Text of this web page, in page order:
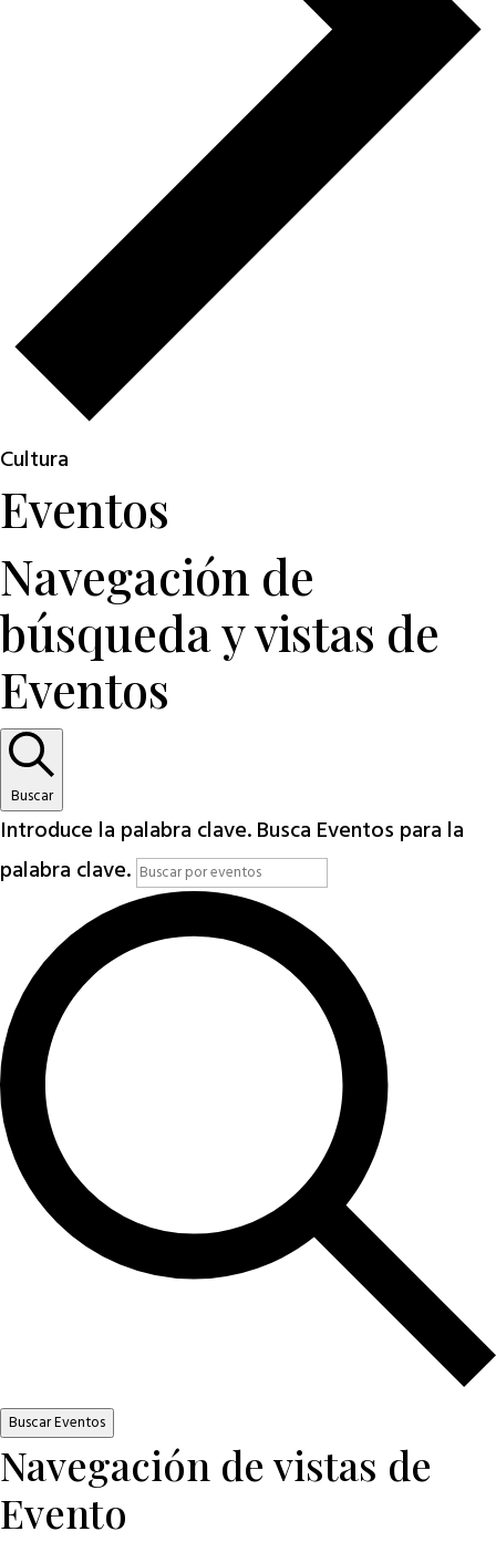
Cultura
Eventos
Navegación de
búsqueda y vistas de
Eventos
Buscar
Introduce la palabra clave. Busca Eventos para la
palabra clave.
Buscar Eventos
Navegación de vistas de
Evento